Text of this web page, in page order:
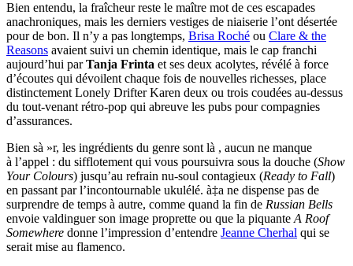
Bien entendu, la fraîcheur reste le maître mot de ces escapades
anachroniques, mais les derniers vestiges de niaiserie l’ont désertée
pour de bon. Il n’y a pas longtemps, Brisa Roché ou Clare & the
Reasons avaient suivi un chemin identique, mais le cap franchi
aujourd’hui parTanja Frinta et ses deux acolytes, révélé à force
d’écoutes qui dévoilent chaque fois de nouvelles richesses, place
distinctement Lonely Drifter Karen deux ou trois coudées au-dessus
du tout-venant rétro-pop qui abreuve les pubs pour compagnies
d’assurances.
Bien sà »r, les ingrédients du genre sont là , aucun ne manque
à l’appel : du sifflotement qui vous poursuivra sous la douche (Show
Your Colours) jusqu’au refrain nu-soul contagieux (Ready to Fall)
en passant par l’incontournable ukulélé. à‡a ne dispense pas de
surprendre de temps à autre, comme quand la fin de Russian Bells
envoie valdinguer son image proprette ou que la piquante A Roof
Somewhere donne l’impression d’entendre Jeanne Cherhal qui se
serait mise au flamenco.